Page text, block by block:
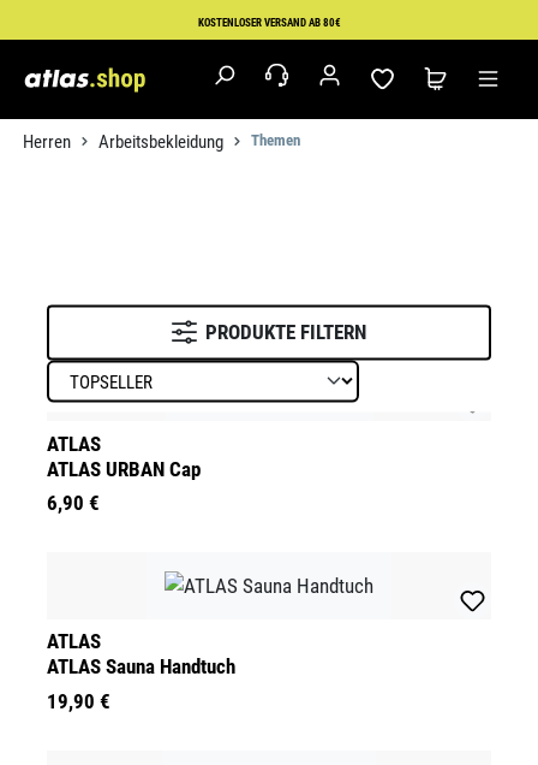
Zum Hauptinhalt springenKOSTENLOSER VERSAND AB 80€
Herren Arbeitsbekleidung Themen
PRODUKTE FILTERN
ATLAS
ATLAS URBAN Cap
6,90 €
ATLAS
ATLAS Sauna Handtuch
19,90 €